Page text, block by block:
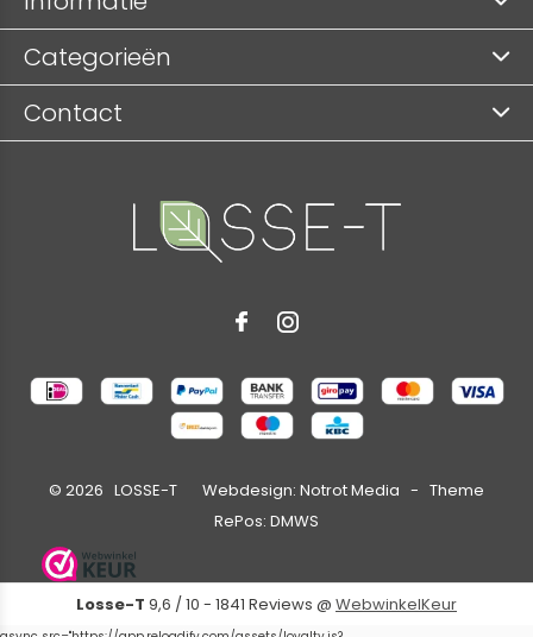
Categorieën
Contact
© 2026 LOSSE-T Webdesign: Notrot Media - Theme
RePos: DMWS
Losse-T 9,6 / 10 - 1841 Reviews @ WebwinkelKeur